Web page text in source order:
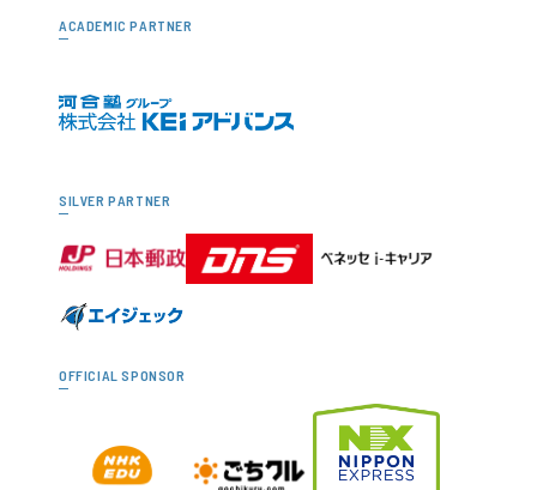
ACADEMIC PARTNER
SILVER PARTNER
OFFICIAL SPONSOR